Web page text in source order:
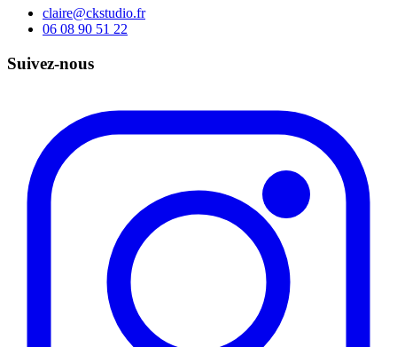
claire@ckstudio.fr
06 08 90 51 22
Suivez-nous